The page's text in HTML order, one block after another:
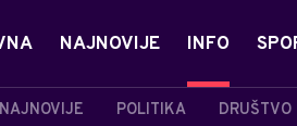
NAJNOVIJE INFO
NAJNOVIJE POLITIKA DRUŠTVO